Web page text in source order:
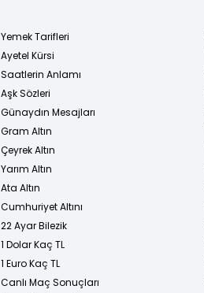
Yemek Tarifleri
Ayetel Kürsi
Saatlerin Anlamı
Aşk Sözleri
Günaydın Mesajları
Gram Altın
Çeyrek Altın
Yarım Altın
Ata Altın
Cumhuriyet Altını
22 Ayar Bilezik
1 Dolar Kaç TL
1 Euro Kaç TL
Canlı Maç Sonuçları